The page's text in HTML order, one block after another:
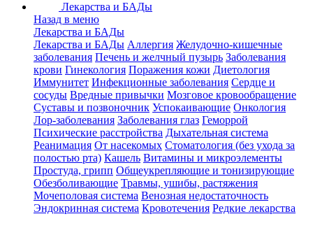
Лекарства и БАДы
Назад в меню
Лекарства и БАДы
Лекарства и БАДы Аллергия Желудочно-кишечные
заболевания Печень и желчный пузырь Заболевания
крови Гинекология Поражения кожи Диетология
Иммунитет Инфекционные заболевания Сердце и
сосуды Вредные привычки Мозговое кровообращение
Суставы и позвоночник Успокаивающие Онкология
Лор-заболевания Заболевания глаз Геморрой
Психические расстройства Дыхательная система
Реанимация От насекомых Стоматология (без ухода за
полостью рта) Кашель Витамины и микроэлементы
Простуда, грипп Общеукрепляющие и тонизирующие
Обезболивающие Травмы, ушибы, растяжения
Мочеполовая система Венозная недостаточность
Эндокринная система Кровотечения Редкие лекарства